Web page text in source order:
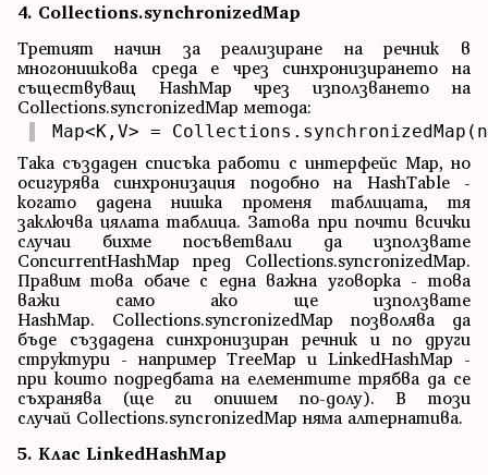
4. Collections.synchronizedMap
Третият начин за реализиране на речник в
многонишкова среда е чрез синхронизирането на
съществуващ HashMap чрез използването на
Collections.syncronizedMap метода:
Map<K,V> =
Така създаден списъка работи с интерфейс Map, но
осигурява синхронизация подобно на HashTable -
когато дадена нишка променя таблицата, тя
заключва цялата таблица. Затова при почти всички
случаи бихме посъветвали да използвате
ConcurrentHashMap пред Collections.syncronizedMap.
Правим това обаче с една важна уговорка - това
важи само ако ще използвате
HashMap. Collections.syncronizedMap позволява да
бъде създадена синхронизиран речник и по други
структури - например TreeMap и LinkedHashMap -
при които подредбата на елементите трябва да се
съхранява (ще ги опишем по-долу). В този
случай Collections.syncronizedMap няма алтернатива.
5. Клас LinkedHashMap